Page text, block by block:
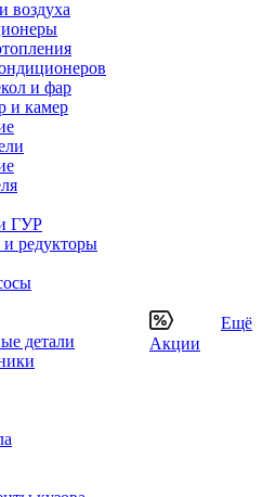
воздуха
и фар
и камер
ГУР
редукторы
детали
Акции
Ещё